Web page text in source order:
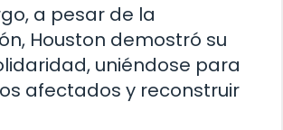
a pesar de la
Houston demostró su
uniéndose para
afectados y reconstruir